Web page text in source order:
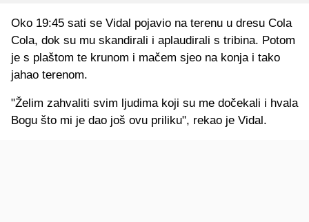
Oko 19:45 sati se Vidal pojavio na terenu u dresu Cola
Cola, dok su mu skandirali i aplaudirali s tribina. Potom
je s plaštom te krunom i mačem sjeo na konja i tako
jahao terenom.
"Želim zahvaliti svim ljudima koji su me dočekali i hvala
Bogu što mi je dao još ovu priliku", rekao je Vidal.